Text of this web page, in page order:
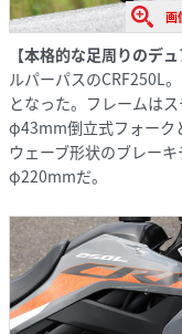
画
【本格的な足周りのデ
ルパーパスのCRF250L
となった。フレームは
φ43mm倒立式フォーク
ウェーブ形状のブレー
φ220mmだ。